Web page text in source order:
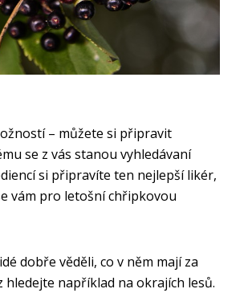
– můžete si připravit
se z vás stanou vyhledávaní
si připravíte ten nejlepší likér,
vám pro letošní chřipkovou
dobře věděli, co v něm mají za
například na okrajích lesů.